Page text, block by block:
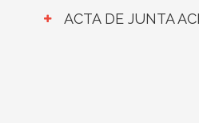
ACTA DE JUNTA